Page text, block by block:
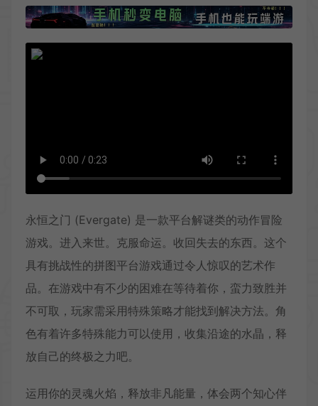
永恒之门 (Evergate) 是一款平台解谜类的动作冒险
游戏。进入来世。克服命运。收回失去的东西。这个
具有挑战性的拼图平台游戏通过令人惊叹的艺术作
品。在游戏中有不少的困难在等待着你，蛮力致胜并
不可取，玩家需采用特殊策略才能找到解决方法。角
色有着许多特殊能力可以使用，收集沿途的水晶，释
放自己的终极之力吧。
运用你的灵魂火焰，释放非凡能量，体会两个知心伴